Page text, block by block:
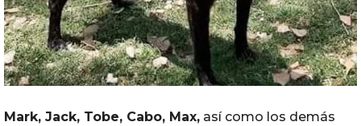
Mark, Jack, Tobe, Cabo, Max, así como los demás